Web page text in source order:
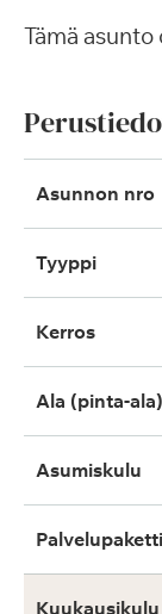
Tämä
Asunnon nro
Tyyppi
Kerros
Ala (pinta-ala)
Asumiskulu
Palvelupaketti